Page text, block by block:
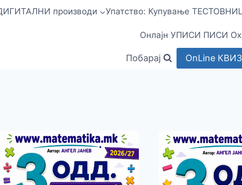
производи Упатство: Купување
Онлајн УПИСИ ПИСИ
Побарај OnLine